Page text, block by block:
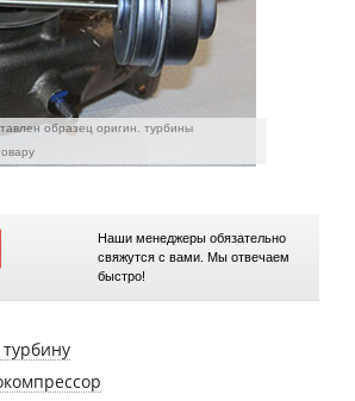
образец оригин. турбины
Наши менеджеры обязательно
свяжутся с вами. Мы отвечаем
быстро!